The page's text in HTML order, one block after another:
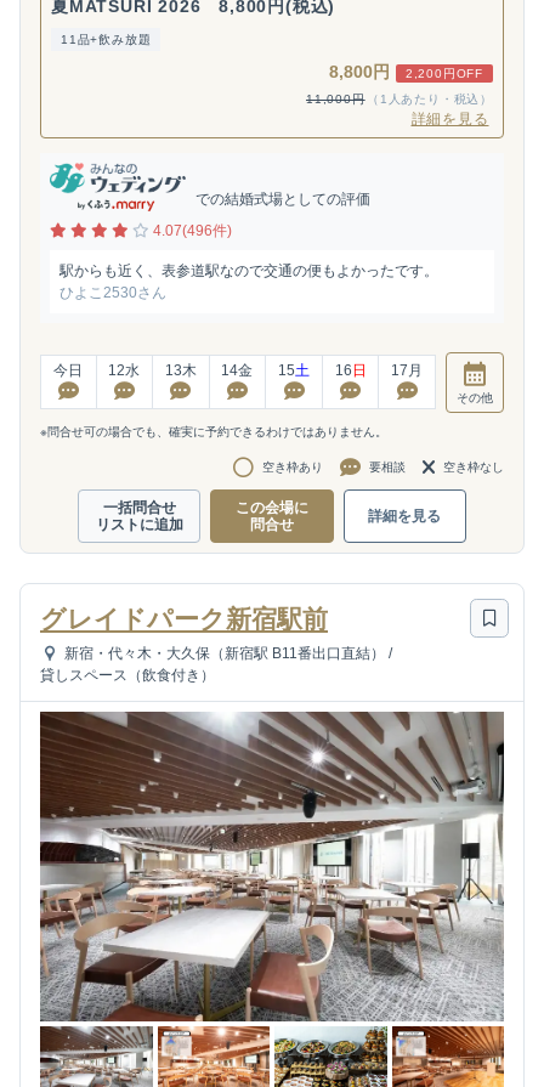
夏MATSURI 2026 8,800円(税込)
11品+飲み放題
8,800円
2,200円OFF
11,000円
（1人あたり・税込）
詳細を見る
での結婚式場としての評価
4.07(496件)
駅からも近く、表参道駅なので交通の便もよかったです。
ひよこ2530さん
今日 12水 13木 14金 15土 16 日 17 月
その他
※問合せ可の場合でも、確実に予約できるわけではありません。
空き枠あり 要相談 空き枠なし
一括問合せ
リストに追加
この会場に
問合せ
詳細を見る
グレイドパーク新宿駅前
新宿・代々木・大久保（新宿駅 B11番出口直結）
/
貸しスペース（飲食付き）